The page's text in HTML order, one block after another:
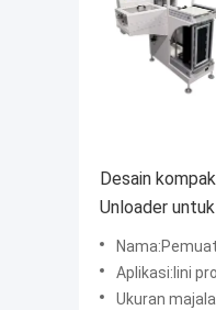
Desain
Unloader
SMT Produksi
Nama:Pemuat
Aplikasi:lini
Ukuran majalah